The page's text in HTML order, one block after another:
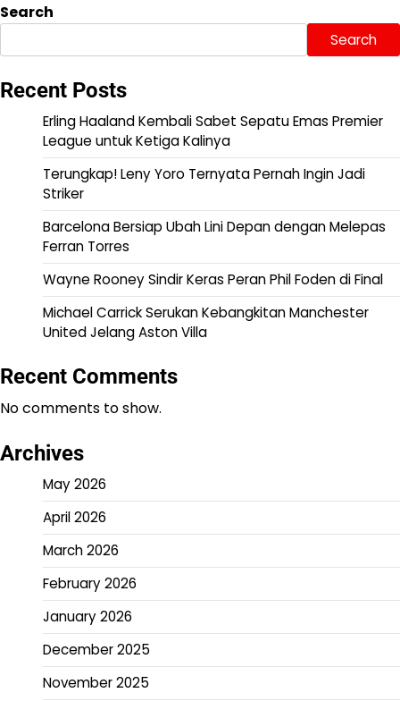
Search
Search
Recent Posts
Erling Haaland Kembali Sabet Sepatu Emas Premier
League untuk Ketiga Kalinya
Terungkap! Leny Yoro Ternyata Pernah Ingin Jadi
Striker
Barcelona Bersiap Ubah Lini Depan dengan Melepas
Ferran Torres
Wayne Rooney Sindir Keras Peran Phil Foden di Final
Michael Carrick Serukan Kebangkitan Manchester
United Jelang Aston Villa
Recent Comments
No comments to show.
Archives
May 2026
April 2026
March 2026
February 2026
January 2026
December 2025
November 2025